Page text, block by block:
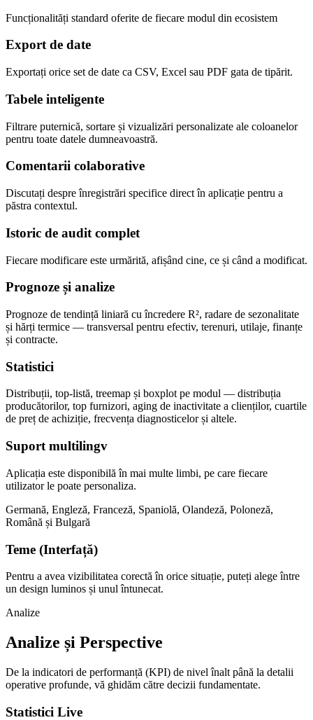
Funcționalități standard oferite de fiecare modul din ecosistem
Export de date
Exportați orice set de date ca CSV, Excel sau PDF gata de tipărit.
Tabele inteligente
Filtrare puternică, sortare și vizualizări personalizate ale coloanelor
pentru toate datele dumneavoastră.
Comentarii colaborative
Discutați despre înregistrări specifice direct în aplicație pentru a
păstra contextul.
Istoric de audit complet
Fiecare modificare este urmărită, afișând cine, ce și când a modificat.
Prognoze și analize
Prognoze de tendință liniară cu încredere R², radare de sezonalitate
și hărți termice — transversal pentru efectiv, terenuri, utilaje, finanțe
și contracte.
Statistici
Distribuții, top-listă, treemap și boxplot pe modul — distribuția
producătorilor, top furnizori, aging de inactivitate a clienților, cuartile
de preț de achiziție, frecvența diagnosticelor și altele.
Suport multilingv
Aplicația este disponibilă în mai multe limbi, pe care fiecare
utilizator le poate personaliza.
Germană, Engleză, Franceză, Spaniolă, Olandeză, Poloneză,
Română și Bulgară
Teme (Interfață)
Pentru a avea vizibilitatea corectă în orice situație, puteți alege între
un design luminos și unul întunecat.
Analize
Analize și Perspective
De la indicatori de performanță (KPI) de nivel înalt până la detalii
operative profunde, vă ghidăm către decizii fundamentate.
Statistici Live